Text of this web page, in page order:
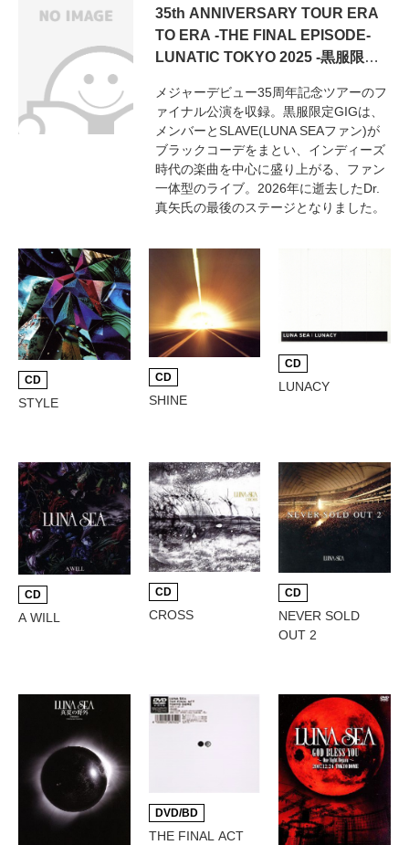
35th ANNIVERSARY TOUR ERA
TO ERA -THE FINAL EPISODE-
LUNATIC TOKYO 2025 -黒服限定
メジャーデビュー35周年記念ツアーのフ
ァイナル公演を収録。黒服限定GIGは、
メンバーとSLAVE(LUNA SEAファン)が
ブラックコーデをまとい、インディーズ
時代の楽曲を中心に盛り上がる、ファン
一体型のライブ。2026年に逝去したDr.
真矢氏の最後のステージとなりました。
CD
STYLE
CD
SHINE
CD
LUNACY
CD
A WILL
CD
CROSS
CD
NEVER SOLD
OUT 2
DVD/BD
THE FINAL ACT